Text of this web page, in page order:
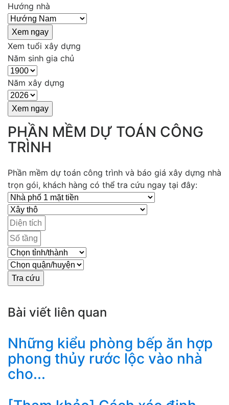
Hướng nhà
Xem tuổi xây dựng
Năm sinh gia chủ
Năm xây dựng
PHẦN MỀM DỰ TOÁN CÔNG
TRÌNH
Phần mềm dự toán công trình và báo giá xây dựng nhà
trọn gói, khách hàng có thể tra cứu ngay tại đây:
Bài viết liên quan
Những kiểu phòng bếp ăn hợp
phong thủy rước lộc vào nhà
cho...